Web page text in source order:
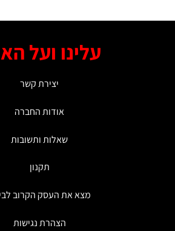
עלינו ועל האתר
יצירת קשר
אודות החברה
שאלות ותשובות
מצא את העסק הקרוב לביתך
הצהרת נגישות